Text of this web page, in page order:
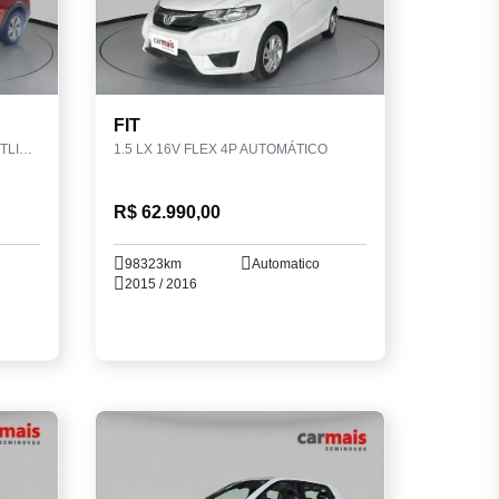
1.0 200 TSI TOTAL FLEX COMFORTLINE AUTOMÁTICO
FIT
1.5 LX 16V FLEX 4P AUTOMÁTICO
R$ 62.990,00
98323km
Automatico
2015 / 2016